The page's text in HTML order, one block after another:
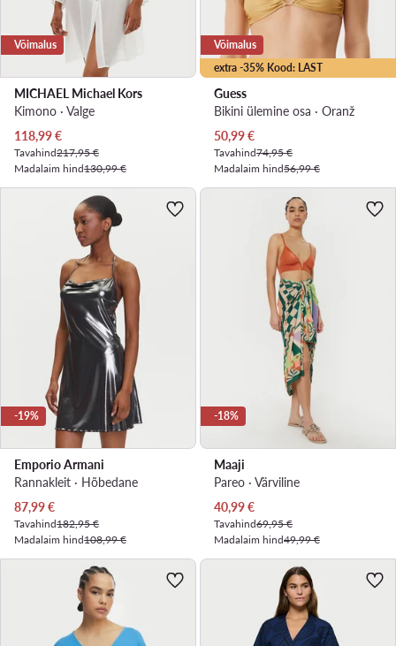
Võimalus
MICHAEL Michael Kors
Kimono · Valge
Praegune hind
118,99€
Tavahind217,95 €
Madalaim hind130,99 €
extra -35% Kood: LAST
Võimalus
Guess
Bikini ülemine osa · Oranž
Praegune hind
50,99€
Tavahind74,95 €
Madalaim hind56,99 €
-19%
Emporio Armani
Rannakleit · Hõbedane
Praegune hind
87,99€
Tavahind182,95 €
Madalaim hind108,99 €
-18%
Maaji
Pareo · Värviline
Praegune hind
40,99€
Tavahind69,95 €
Madalaim hind49,99 €